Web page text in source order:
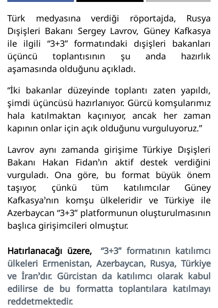
Türk medyasına verdiği röportajda, Rusya
Dışişleri Bakanı Sergey Lavrov, Güney Kafkasya
ile ilgili “3+3” formatındaki dışişleri bakanları
üçüncü toplantısının şu anda hazırlık
aşamasında olduğunu açıkladı.
“İki bakanlar düzeyinde toplantı zaten yapıldı,
şimdi üçüncüsü hazırlanıyor. Gürcü komşularımız
hala katılmaktan kaçınıyor, ancak her zaman
kapının onlar için açık olduğunu vurguluyoruz.”
Lavrov aynı zamanda girişime Türkiye Dışişleri
Bakanı Hakan Fidan’ın aktif destek verdiğini
vurguladı. Ona göre, bu format büyük önem
taşıyor, çünkü tüm katılımcılar Güney
Kafkasya’nın komşu ülkeleridir ve Türkiye ile
Azerbaycan “3+3” platformunun oluşturulmasının
başlıca girişimcileri olmuştur.
Hatırlanacağı üzere,
“3+3” formatının katılımcı
ülkeleri Ermenistan, Azerbaycan, Rusya, Türkiye
ve İran’dır. Gürcistan da katılımcı olarak kabul
edilirse de bu formatta toplantılara katılmayı
reddetmektedir.